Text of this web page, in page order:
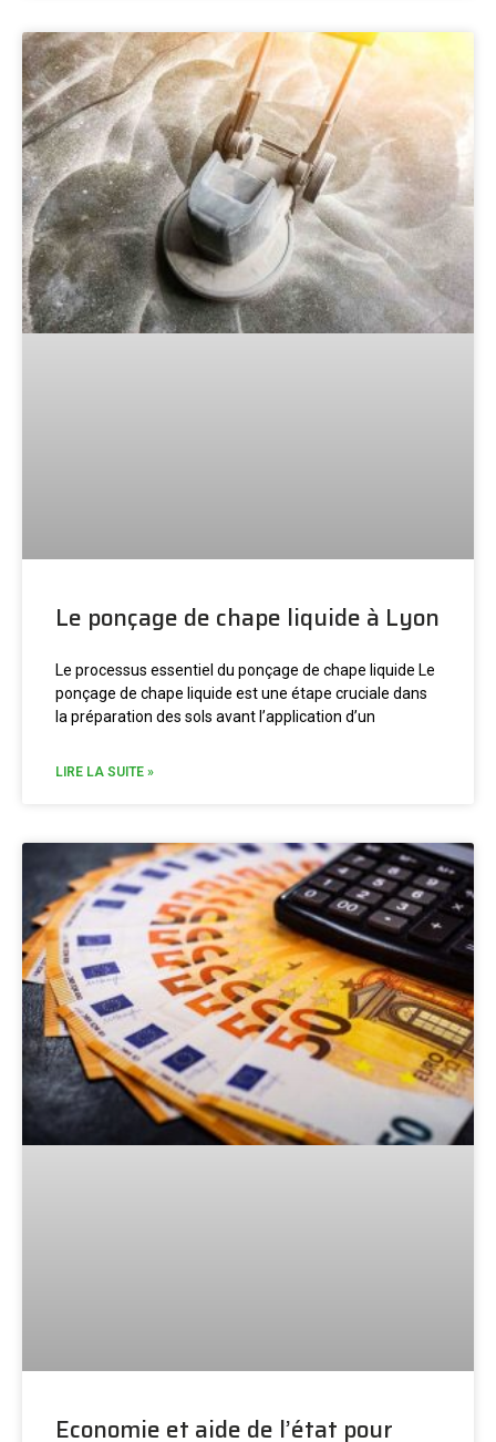
Le ponçage de chape liquide à Lyon
Le processus essentiel du ponçage de chape liquide Le
ponçage de chape liquide est une étape cruciale dans
la préparation des sols avant l’application d’un
LIRE LA SUITE »
Economie et aide de l’état pour